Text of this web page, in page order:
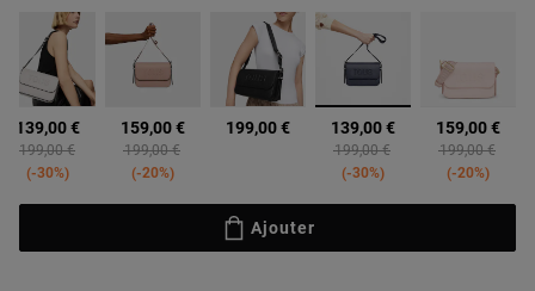
139,00 €
Price reduced from
199,00 €to
-30%
159,00 €
Price reduced from
199,00 €to
-20%
199,00 € sélectionné
139,00 €
Price reduced from
199,00 €to
-30%
159,00 €
Price reduced
199,00 €to
-20%
Ajouter